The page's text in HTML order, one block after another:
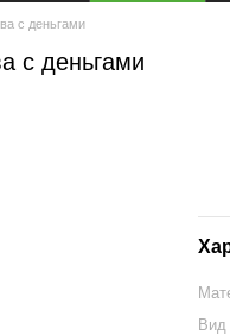
с деньгами
с деньгами
Вид